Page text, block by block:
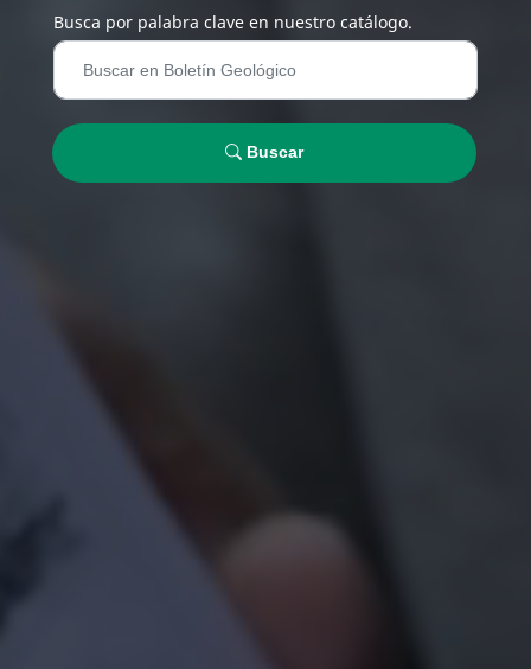
Busca por palabra clave en nuestro catálogo.
Buscar